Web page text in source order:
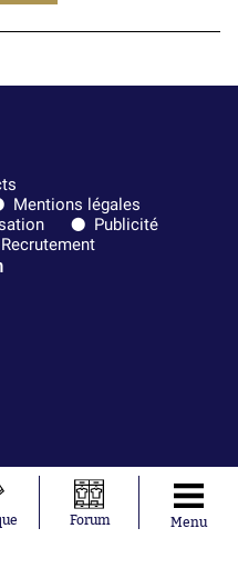
Mentions légales
Publicité
Recrutement
Forum Menu